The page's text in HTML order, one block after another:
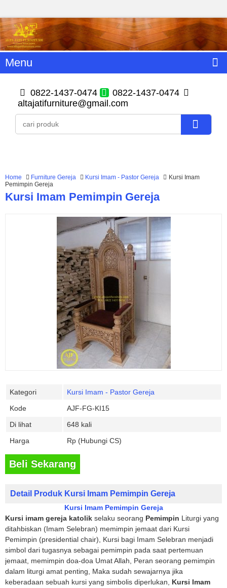
Menu
0822-1437-0474
0822-1437-0474
altajatifurniture@gmail.com
Home Furniture Gereja Kursi Imam - Pastor Gereja
Kursi Imam
Pemimpin Gereja
Kursi Imam Pemimpin Gereja
Kategori
Kursi Imam - Pastor Gereja
Kode
AJF-FG-KI15
Di lihat
648 kali
Harga
Rp (Hubungi CS)
Beli Sekarang
Detail Produk Kursi Imam Pemimpin Gereja
Kursi Imam Pemimpin Gereja
Kursi imam gereja katolik selaku seorang Pemimpin Liturgi yang
ditahbiskan (Imam Selebran) memimpin jemaat dari Kursi
Pemimpin (presidential chair), Kursi bagi Imam Selebran menjadi
simbol dari tugasnya sebagai pemimpin pada saat pertemuan
jemaat, memimpin doa-doa Umat Allah, Peran seorang pemimpin
dalam liturgi amat penting, Maka sudah sewajarnya jika
keberadaan sebuah kursi yang simbolis diperlukan, Kursi Imam